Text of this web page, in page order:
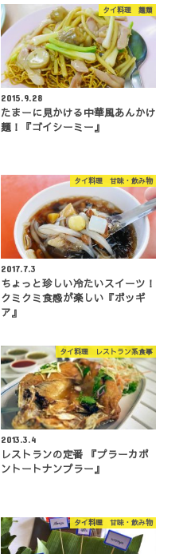
タイ料理 麺類
2015.9.28
たまーに見かける中華風あんかけ
麺！『ゴイシーミー』
タイ料理 甘味・飲み物
2017.7.3
ちょっと珍しい冷たいスイーツ！
クミクミ食感が楽しい『ボッギ
ア』
タイ料理 レストラン系食事
2013.3.4
レストランの定番 『プラーカポ
ントートナンプラー』
タイ料理 甘味・飲み物